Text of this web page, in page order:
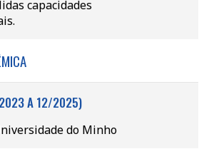
capacidades
A 12/2025)
do Minho